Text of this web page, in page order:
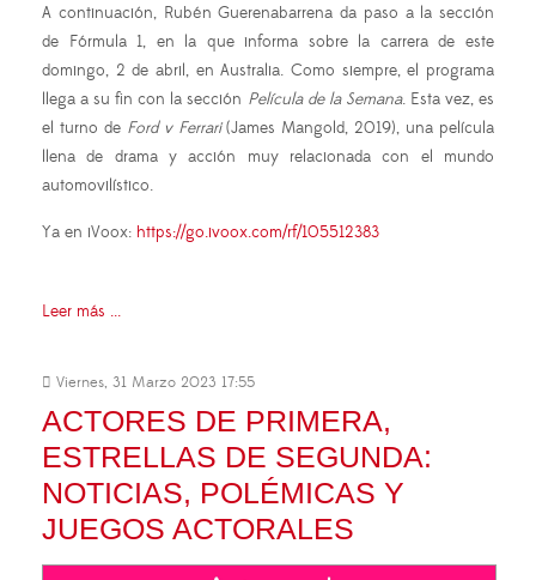
A continuación, Rubén Guerenabarrena da paso a la sección
de Fórmula 1, en la que informa sobre la carrera de este
domingo, 2 de abril, en Australia. Como siempre, el programa
llega a su fin con la sección Película de la Semana. Esta vez, es
el turno de Ford v Ferrari(James Mangold, 2019), una película
llena de drama y acción muy relacionada con el mundo
automovilístico.
Ya en iVoox: https://go.ivoox.com/rf/105512383
Leer más ...
Viernes, 31 Marzo 2023 17:55
ACTORES DE PRIMERA,
ESTRELLAS DE SEGUNDA:
NOTICIAS, POLÉMICAS Y
JUEGOS ACTORALES